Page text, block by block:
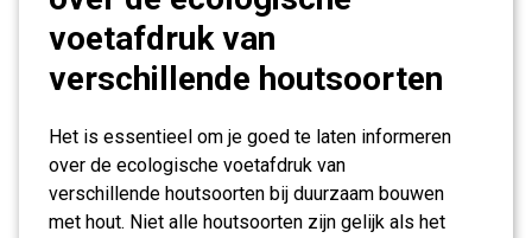
voetafdruk van
verschillende houtsoorten
Het is essentieel om je goed te laten informeren
over de ecologische voetafdruk van
verschillende houtsoorten bij duurzaam bouwen
met hout. Niet alle houtsoorten zijn gelijk als het